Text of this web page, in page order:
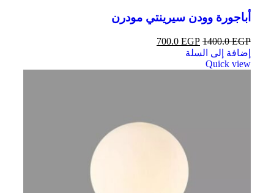
أباجورة وودن سيرينتي مودرن
1400.0EGP
700.0 EGP
إضافة إلى السلة
Quick view